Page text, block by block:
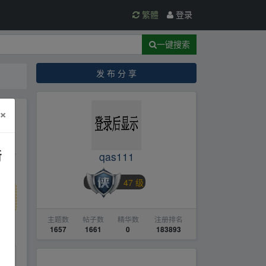
繁體 登录
一键搜索
发 布 分 享
qas111
47 级
主题数
1657
帖子数
1661
精华数
0
注册排名
183893
×